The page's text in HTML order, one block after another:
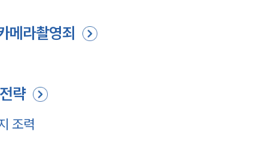
메라촬영죄
략
조력